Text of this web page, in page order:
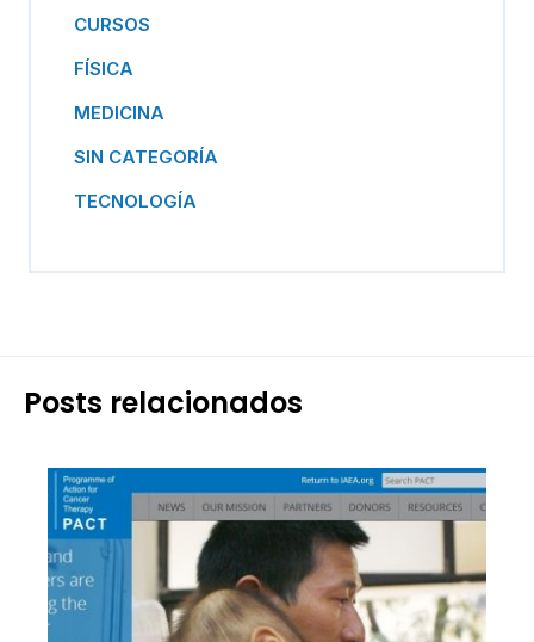
CURSOS
FÍSICA
MEDICINA
SIN CATEGORÍA
TECNOLOGÍA
Posts relacionados